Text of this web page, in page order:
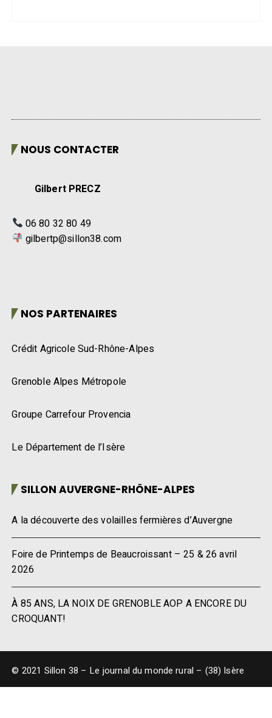
NOUS CONTACTER
Gilbert PRECZ
06 80 32 80 49
gilbertp@sillon38.com
NOS PARTENAIRES
Crédit Agricole Sud-Rhône-Alpes
Grenoble Alpes Métropole
Groupe Carrefour Provencia
Le Département de l’Isère
SILLON AUVERGNE-RHÔNE-ALPES
A la découverte des volailles fermières d’Auvergne
Foire de Printemps de Beaucroissant – 25 & 26 avril
2026
À 85 ANS, LA NOIX DE GRENOBLE AOP A ENCORE DU
CROQUANT!
© 2021 Sillon 38 – Le journal du monde rural – (38) Isère